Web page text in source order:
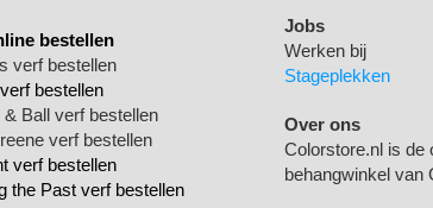
bestellen
verf bestellen
bestellen
Ball verf bestellen
verf bestellen
verf bestellen
the Past verf bestellen
Jobs
Werken bij
Stageplekken
Over ons
Colorstore.nl is de
behangwinkel van